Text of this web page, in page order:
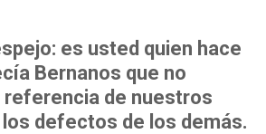
es usted quien hace
Bernanos que no
de nuestros
defectos de los demás.